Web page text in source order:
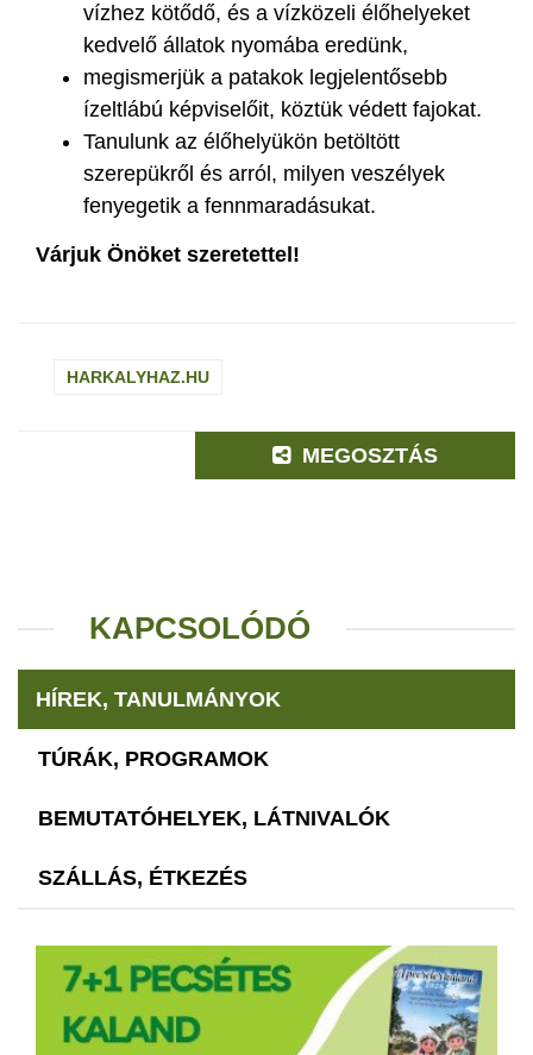
vízhez kötődő, és a vízközeli élőhelyeket
kedvelő állatok nyomába eredünk,
megismerjük a patakok legjelentősebb
ízeltlábú képviselőit, köztük védett fajokat.
Tanulunk az élőhelyükön betöltött
szerepükről és arról, milyen veszélyek
fenyegetik a fennmaradásukat.
Várjuk Önöket szeretettel!
HARKALYHAZ.HU
MEGOSZTÁS
KAPCSOLÓDÓ
HÍREK, TANULMÁNYOK
TÚRÁK, PROGRAMOK
BEMUTATÓHELYEK, LÁTNIVALÓK
SZÁLLÁS, ÉTKEZÉS